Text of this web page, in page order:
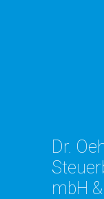
Dr.
mbH